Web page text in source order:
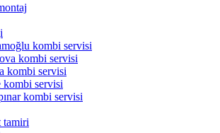
kombi servisi
kombi servisi
kombi servisi
kombi servisi
kombi servisi
tamiri